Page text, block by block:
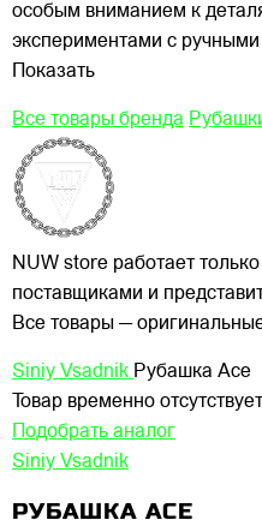
особым вниманием к
экспериментами с
Показать
Все товары бренда
NUW store работает
поставщиками и
Все товары —
Siniy Vsadnik Рубашка Ace
Товар временно отсутствует
Подобрать аналог
Siniy Vsadnik
РУБАШКА ACE